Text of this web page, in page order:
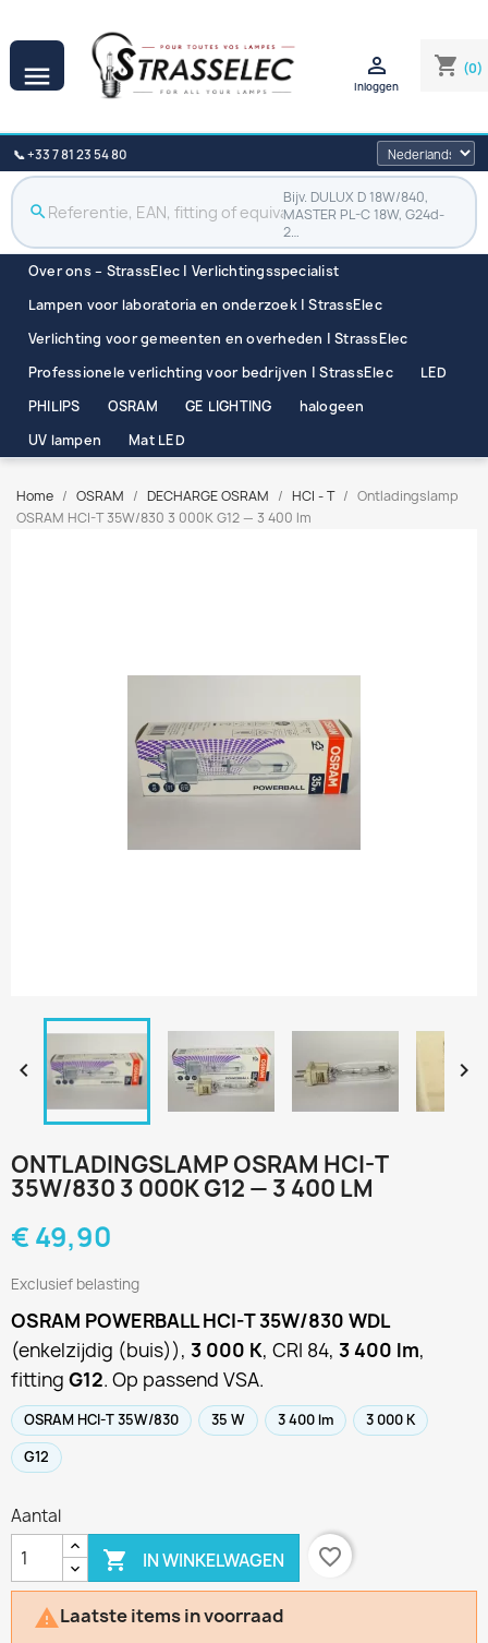
 shopping_cart (0)

Inloggen
📞 +33 7 81 23 54 80
search
Bijv. DULUX D 18W/840,
MASTER PL-C 18W, G24d-
2…
Over ons – StrassElec | Verlichtingsspecialist
Lampen voor laboratoria en onderzoek | StrassElec
Verlichting voor gemeenten en overheden | StrassElec
Professionele verlichting voor bedrijven | StrassElec
LED
PHILIPS
OSRAM GE LIGHTING
halogeen
UV lampen
Mat LED
Home OSRAM DECHARGE OSRAM HCI - T
Ontladingslamp
OSRAM HCI-T 35W/830 3 000K G12 — 3 400 lm
 
ONTLADINGSLAMP OSRAM HCI-T
35W/830 3 000K G12 — 3 400 LM
€ 49,90
Exclusief belasting
OSRAM POWERBALL HCI-T 35W/830 WDL
(enkelzijdig (buis)), 3 000 K, CRI 84, 3 400 lm,
fitting G12. Op passend VSA.
OSRAM HCI-T 35W/830 35 W 3 400 lm
3 000 K
G12
Aantal
 IN WINKELWAGEN favorite_border
Laatste items in voorraad